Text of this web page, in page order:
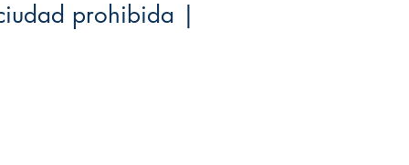
prohibida |